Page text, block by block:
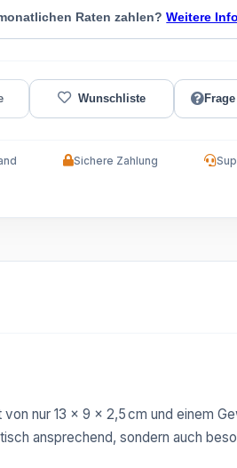
Raten zahlen?Weitere
Sichere Zahlung
nur 13 × 9 × 2,5 cm und einem
ansprechend, sondern auch